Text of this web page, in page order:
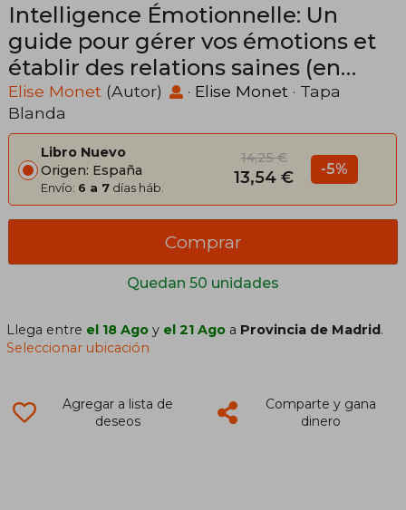
Intelligence Émotionnelle: Un
guide pour gérer vos émotions et
établir des relations saines (en
Francés)
Elise Monet (Autor) · Elise Monet · Tapa
Blanda
Libro Nuevo
Origen: España
Envío: 6 a 7 días háb.
14,25 €
13,54 € -5%
Quedan 50 unidades
Comprar
Llega entre el 18 Ago y el 21 Ago a Provincia de Madrid.
Seleccionar ubicación
Agregar a lista de
deseos
Comparte y gana
dinero